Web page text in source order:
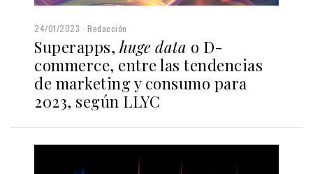
24/01/2023 Redacción
Superapps, huge data o D-
commerce, entre las tendencias
de marketing y consumo para
2023, según LLYC